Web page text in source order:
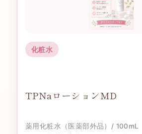
化粧水
TPNaローションMD
薬用化粧水（医薬部外品）/ 100mL